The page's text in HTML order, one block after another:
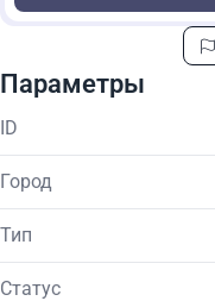
Параметры
ID
Город
Тип
Статус